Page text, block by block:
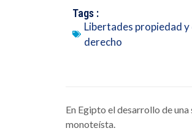
Tags :
Libertades propiedad
derecho
En Egipto el desarrollo de
monoteísta.